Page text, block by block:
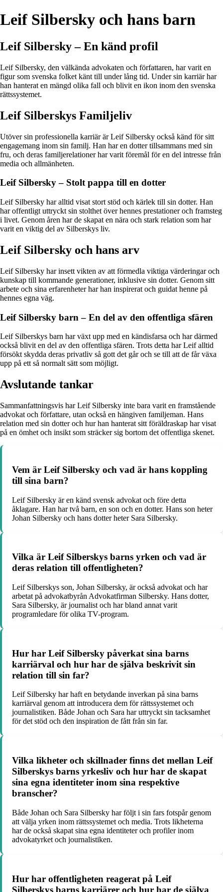
Leif Silbersky och hans barn
Leif Silbersky – En känd profil
Leif Silbersky, den välkända advokaten och författaren, har varit en
figur som svenska folket känt till under lång tid. Under sin karriär har
han hanterat en mängd olika fall och blivit en ikon inom den svenska
rättssystemet.
Leif Silberskys Familjeliv
Utöver sin professionella karriär är Leif Silbersky också känd för sitt
engagemang inom sin familj. Han har en dotter tillsammans med sin
fru, och deras familjerelationer har varit föremål för en del intresse från
media och allmänheten.
Leif Silbersky – Stolt pappa till en dotter
Leif Silbersky har alltid visat stort stöd och kärlek till sin dotter. Han
har offentligt uttryckt sin stolthet över hennes prestationer och framsteg
i livet. Genom åren har de skapat en nära och stark relation som har
varit en viktig del av Silberskys liv.
Leif Silbersky och hans arv
Leif Silbersky har insett vikten av att förmedla viktiga värderingar och
kunskap till kommande generationer, inklusive sin dotter. Genom sitt
arbete och sina erfarenheter har han inspirerat och guidat henne på
hennes egna väg.
Leif Silbersky barn – En del av den offentliga sfären
Leif Silberskys barn har växt upp med en kändisfarsa och har därmed
också blivit en del av den offentliga sfären. Trots detta har Leif alltid
försökt skydda deras privatliv så gott det går och se till att de får växa
upp på ett så normalt sätt som möjligt.
Avslutande tankar
Sammanfattningsvis har Leif Silbersky inte bara varit en framstående
advokat och författare, utan också en hängiven familjeman. Hans
relation med sin dotter och hur han hanterat sitt föräldraskap har visat
på en ömhet och insikt som sträcker sig bortom det offentliga skenet.
Vem är Leif Silbersky och vad är hans koppling
till sina barn?
Leif Silbersky är en känd svensk advokat och före detta
åklagare. Han har två barn, en son och en dotter. Hans son heter
Johan Silbersky och hans dotter heter Sara Silbersky.
Vilka är Leif Silberskys barns yrken och vad är
deras relation till offentligheten?
Leif Silberskys son, Johan Silbersky, är också advokat och har
arbetat på advokatbyrån Advokatfirman Silbersky. Hans dotter,
Sara Silbersky, är journalist och har bland annat varit
programledare för olika TV-program.
Hur har Leif Silbersky påverkat sina barns
karriärval och hur har de själva beskrivit sin
relation till sin far?
Leif Silbersky har haft en betydande inverkan på sina barns
karriärval genom att introducera dem för rättssystemet och
journalistiken. Både Johan och Sara har uttryckt sin tacksamhet
för det stöd och den inspiration de fått från sin far.
Vilka likheter och skillnader finns det mellan Leif
Silberskys barns yrkesliv och hur har de skapat
sina egna identiteter inom sina respektive
branscher?
Både Johan och Sara Silbersky har följt i sin fars fotspår genom
att välja yrken inom rättssystemet och media. Trots likheterna
har de också skapat sina egna identiteter och profiler inom
advokatyrket och journalistiken.
Hur har offentligheten reagerat på Leif
Silberskys barns karriärer och hur har de själva